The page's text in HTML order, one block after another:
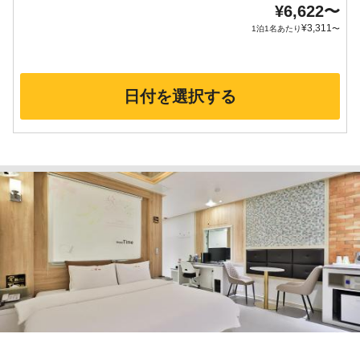
¥6,622〜
1泊1名あたり¥3,311〜
日付を選択する